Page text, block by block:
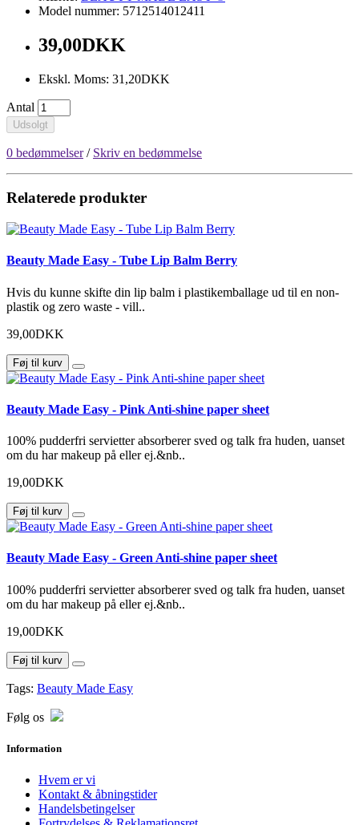
Model nummer: 5712514012411
39,00DKK
Ekskl. Moms: 31,20DKK
Antal
Udsolgt
0 bedømmelser/ Skriv en bedømmelse
Relaterede produkter
Beauty Made Easy - Tube Lip Balm Berry
Hvis du kunne skifte din lip balm i plastikemballage ud til en non-
plastik og zero waste - vill..
39,00DKK
Føj til kurv
Beauty Made Easy - Pink Anti-shine paper sheet
100% pudderfri servietter absorberer sved og talk fra huden, uanset
om du har makeup på eller ej.&nb..
19,00DKK
Føj til kurv
Beauty Made Easy - Green Anti-shine paper sheet
100% pudderfri servietter absorberer sved og talk fra huden, uanset
om du har makeup på eller ej.&nb..
19,00DKK
Føj til kurv
Tags: Beauty Made Easy
Følg os
Information
Hvem er vi
Kontakt & åbningstider
Handelsbetingelser